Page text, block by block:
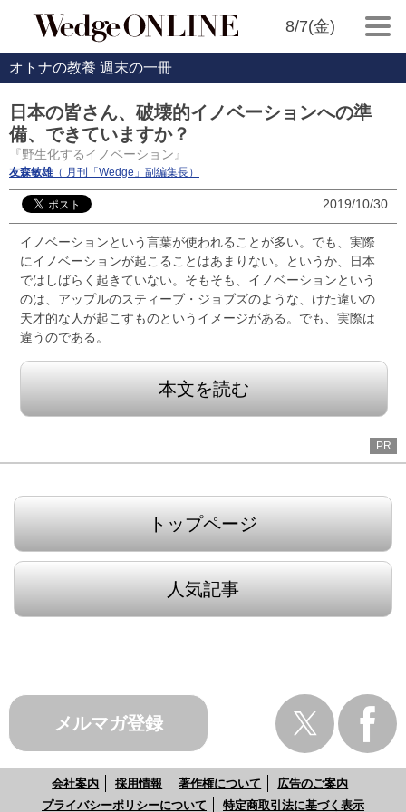
8/7(金)
オトナの教養 週末の一冊
日本の皆さん、破壊的イノベーションへの準
備、できていますか？
『野生化するイノベーション』
友森敏雄（ 月刊「Wedge」副編集長）
2019/10/30
イノベーションという言葉が使われることが多い。でも、実際
にイノベーションが起こることはあまりない。というか、日本
ではしばらく起きていない。そもそも、イノベーションという
のは、アップルのスティーブ・ジョブズのような、けた違いの
天才的な人が起こすものというイメージがある。でも、実際は
違うのである。
本文を読む
PR
トップページ
人気記事
メルマガ登録
会社案内 採用情報 著作権について
広告のご案内
プライバシーポリシーについて
特定商取引法に基づく表示